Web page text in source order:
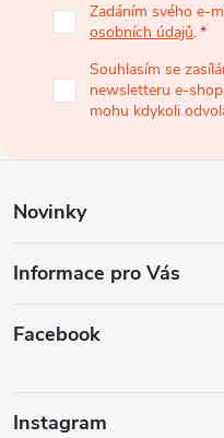
í
Zadáním svého e-
osobních údajů.
Souhlasím se
newsletteru e-
mohu kdykoli
Novinky
Informace pro Vás
Facebook
Instagram